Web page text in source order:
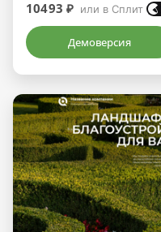
10493 ₽ или в Сплит
Демоверсия